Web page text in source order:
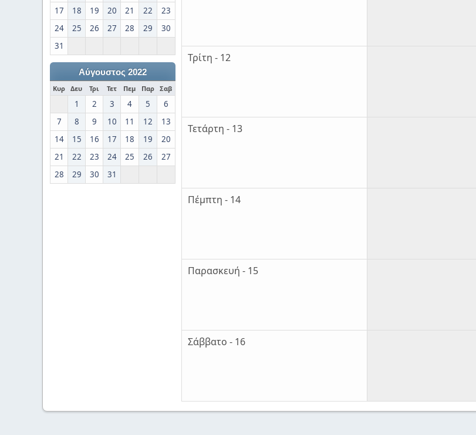
17
18 19 20 21 22
23
24
25 26 27 28 29
30
31
Αύγουστος 2022
Κυρ Δευ Τρι Τετ Πεμ Παρ Σαβ
1 2 3 4 5
6
7
8 9 10 11 12
13
14
15 16 17 18 19
20
21
22 23 24 25 26
27
28
29 30 31
Τρίτη - 12
Τετάρτη - 13
Πέμπτη - 14
Παρασκευή - 15
Σάββατο - 16